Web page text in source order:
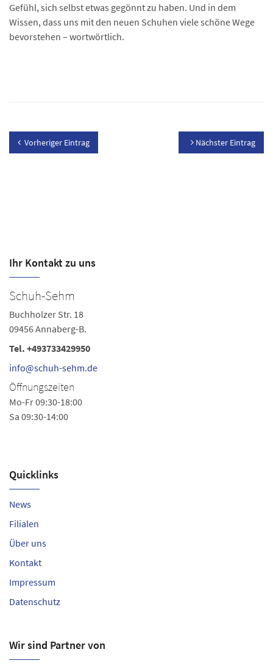
Gefühl, sich selbst etwas gegönnt zu haben. Und in dem
Wissen, dass uns mit den neuen Schuhen viele schöne Wege
bevorstehen – wortwörtlich.
Vorheriger Eintrag Nächster Eintrag
Ihr Kontakt zu uns
Schuh-Sehm
Buchholzer Str. 18
09456 Annaberg-B.
Tel. +493733429950
info@schuh-sehm.de
Öffnungszeiten
Mo-Fr 09:30-18:00
Sa 09:30-14:00
Quicklinks
News
Filialen
Über uns
Kontakt
Impressum
Datenschutz
Wir sind Partner von